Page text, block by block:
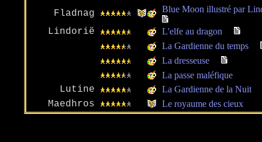
Fladnag Blue Moon illustré par
Lindorië
L'elfe au dragon
La Gardienne du temps
La dresseuse
La passe maléfique
Lutine La Gardienne de la Nuit
Maedhros Le royaume des cieux